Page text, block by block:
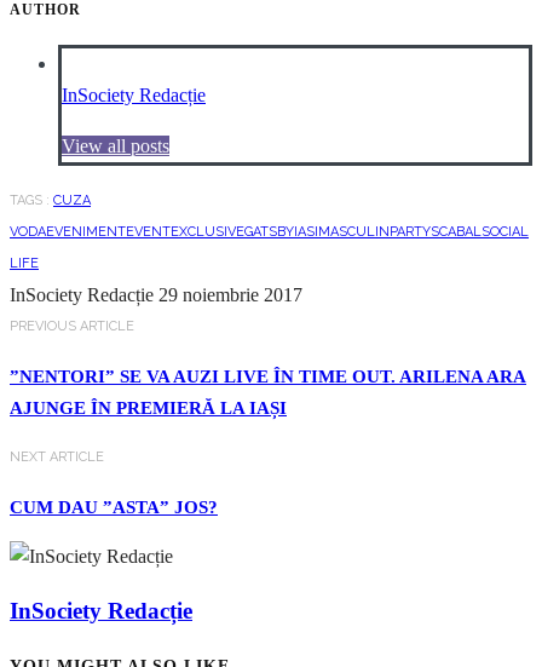
AUTHOR
InSociety Redacție
View all posts
TAGS : CUZA
VODAEVENIMENTEVENTEXCLUSIVEGATSBY IASI MASCULIN PARTYSCABALSOCIAL
LIFE
InSociety Redacție 29 noiembrie 2017
PREVIOUS ARTICLE
”NENTORI” SE VA AUZI LIVE ÎN TIME OUT. ARILENA ARA
AJUNGE ÎN PREMIERĂ LA IAȘI
NEXT ARTICLE
CUM DAU ”ASTA” JOS?
InSociety Redacție